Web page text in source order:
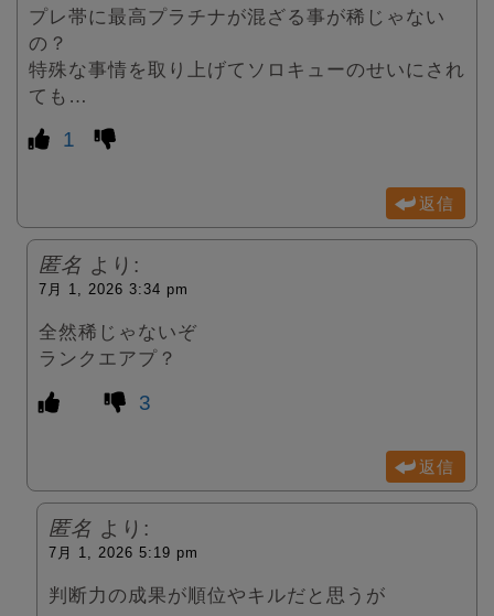
プレ帯に最高プラチナが混ざる事が稀じゃない
の？
特殊な事情を取り上げてソロキューのせいにされ
ても…
1
返信
匿名 より:
7月 1, 2026 3:34 pm
全然稀じゃないぞ
ランクエアプ？
3
返信
匿名 より:
7月 1, 2026 5:19 pm
判断力の成果が順位やキルだと思うが